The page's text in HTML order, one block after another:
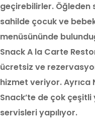
geçirebilirler. Öğleden
sahilde çocuk ve
menüsününde
Snack A la Carte
ücretsiz ve
hizmet veriyor. Ayrıca
Snack’te de çok
servisleri yapılıyor.